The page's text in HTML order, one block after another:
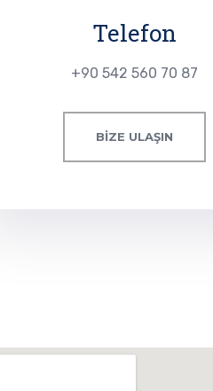
Telefon
+90 542 560 70 87
BIZE ULAŞIN